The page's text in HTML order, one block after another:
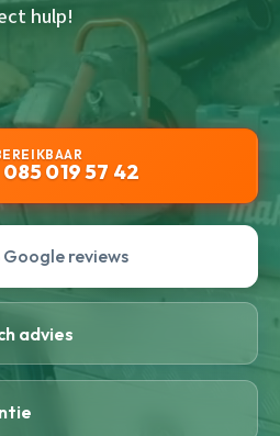
hulp!
085 019 57 42
Google reviews
advies